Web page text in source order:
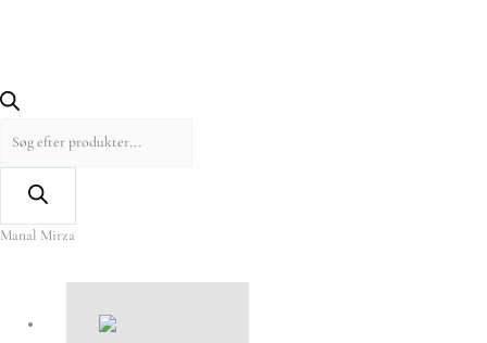
Manal Mirza